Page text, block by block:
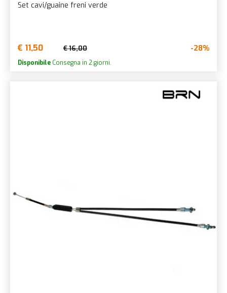
Set cavi/guaine freni verde
€ 11,50 € 16,00 -28%
Disponibile Consegna in 2 giorni.